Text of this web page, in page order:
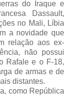
do Iraque e
Dassault,
no Mali, Líbia
a novidade que
relação aos ex-
não possui
Rafale e o F-18,
de armas e de
distantes.
como República